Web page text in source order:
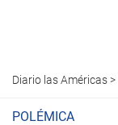
Diario las Américas>
POLÉMICA